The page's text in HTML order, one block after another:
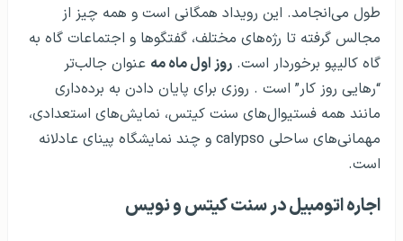
طول می‌انجامد. این رویداد همگانی است و همه چیز از
مجالس گرفته تا رژه‌های مختلف، گفتگوها و اجتماعات گاه به
گاه کالیپو برخوردار است. روز اول ماه مه عنوان جالب‌تر
“رهایی روز کار” است . روزی برای پایان دادن به برده‌داری
مانند همه فستیوال‌های سنت کیتس، نمایش‌های استعدادی،
مهمانی‌های ساحلی calypso و چند نمایشگاه پینای عادلانه
است.
اجاره اتومبیل در سنت کیتس و نویس